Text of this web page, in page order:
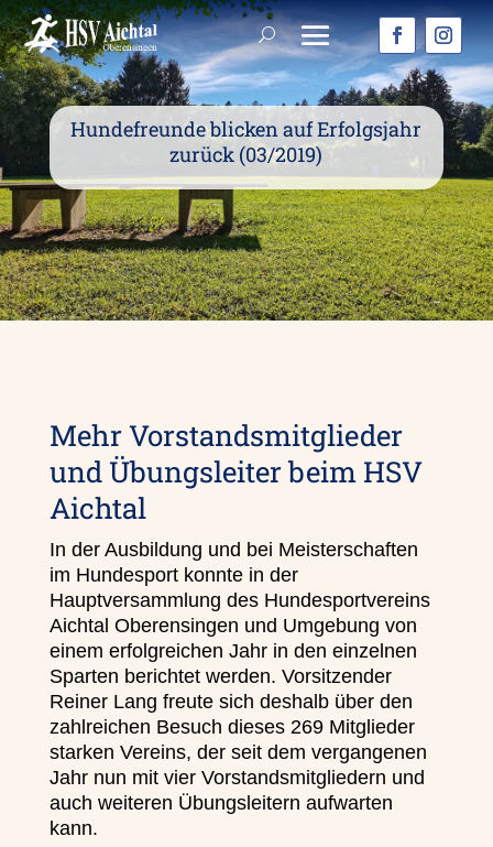
Hundefreunde blicken auf Erfolgsjahr
zurück (03/2019)
Mehr Vorstandsmitglieder
und Übungsleiter beim HSV
Aichtal
In der Ausbildung und bei Meisterschaften
im Hundesport konnte in der
Hauptversammlung des Hundesportvereins
Aichtal Oberensingen und Umgebung von
einem erfolgreichen Jahr in den einzelnen
Sparten berichtet werden. Vorsitzender
Reiner Lang freute sich deshalb über den
zahlreichen Besuch dieses 269 Mitglieder
starken Vereins, der seit dem vergangenen
Jahr nun mit vier Vorstandsmitgliedern und
auch weiteren Übungsleitern aufwarten
kann.